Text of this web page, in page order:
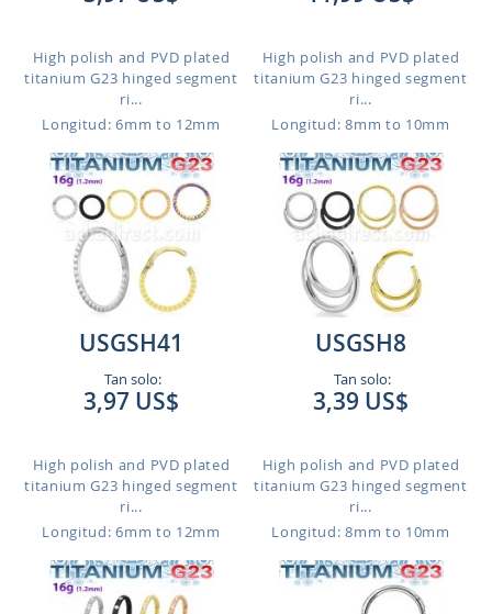
High polish and PVD plated
titanium G23 hinged segment
ri...
Longitud: 6mm to 12mm
High polish and PVD plated
titanium G23 hinged segment
ri...
Longitud: 8mm to 10mm
USGSH41
Tan solo:
3,97 US$
High polish and PVD plated
titanium G23 hinged segment
ri...
Longitud: 6mm to 12mm
USGSH8
Tan solo:
3,39 US$
High polish and PVD plated
titanium G23 hinged segment
ri...
Longitud: 8mm to 10mm